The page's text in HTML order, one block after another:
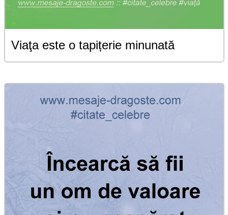
Viaţa este o tapițerie minunată